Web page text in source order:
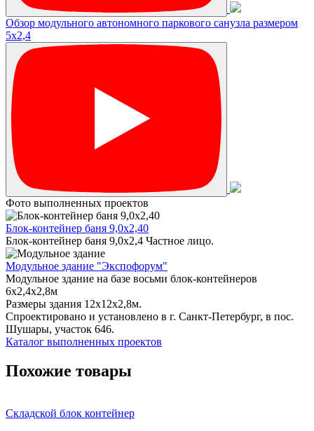
Обзор модульного автономного паркового санузла размером
5х2,4
Фото выполненных проектов
Блок-контейнер баня 9,0х2,40
Блок-контейнер баня 9,0х2,4 Частное лицо.
Модульное здание "Экспофорум"
Модульное здание на базе восьми блок-контейнеров
6x2,4x2,8м
Размеры здания 12х12х2,8м.
Спроектировано и установлено в г. Санкт-Петербург, в пос.
Шушары, участок 646.
Каталог выполненных проектов
Похожие товары
Складской блок контейнер